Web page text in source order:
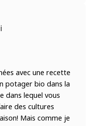
avec une recette
potager bio dans la
dans lequel vous
des cultures
Mais comme je